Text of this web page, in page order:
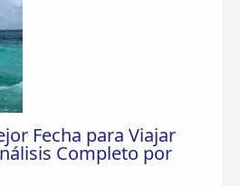
Fecha para Viajar
Completo por